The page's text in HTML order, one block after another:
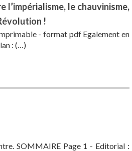
le chauvinisme,
!
- format pdf Egalement en
: (…)
SOMMAIRE Page 1 - Editorial :